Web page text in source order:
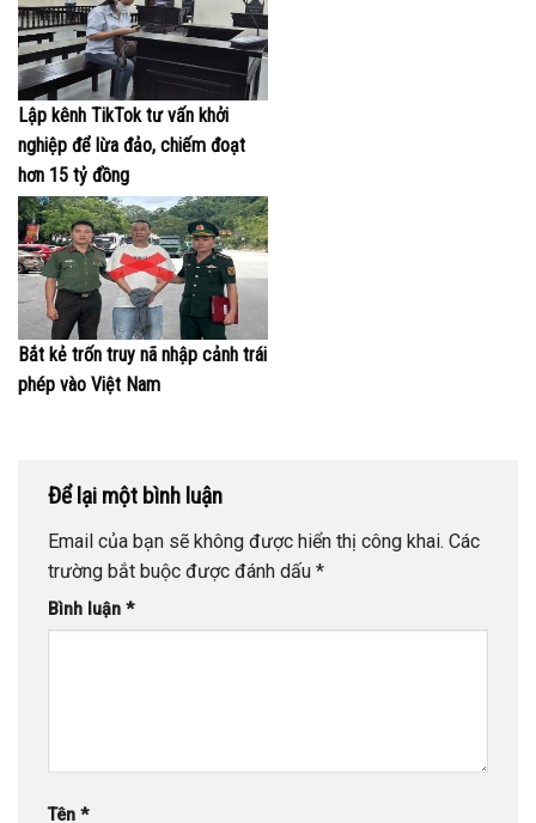
Lập kênh TikTok tư vấn khởi
nghiệp để lừa đảo, chiếm đoạt
hơn 15 tỷ đồng
Bắt kẻ trốn truy nã nhập cảnh trái
phép vào Việt Nam
Để lại một bình luận
Email của bạn sẽ không được hiển thị công khai. Các
trường bắt buộc được đánh dấu *
Bình luận *
Tên *